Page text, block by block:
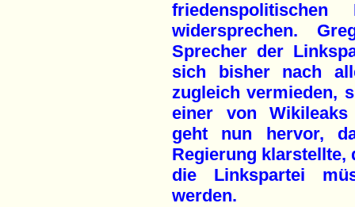
friedenspolitischen
wider­sprechen.
Sprecher der
sich bisher nach
zugleich vermieden,
einer von Wikileaks
geht nun hervor,
Regierung klarstellte,
die Linkspartei
werden.